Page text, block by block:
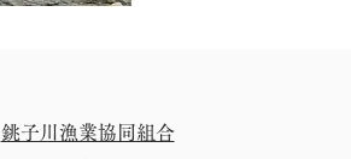
銚子川漁業協同組合